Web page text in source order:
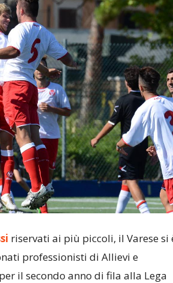
riservati ai più piccoli, il Varese si
professionisti di Allievi e
il secondo anno di fila alla Lega